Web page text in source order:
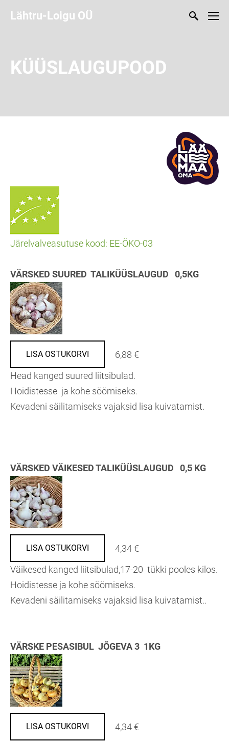
Lähtru-Loigu OÜ
KÜÜSLAUGUPOOD
Järelvalveasutuse kood: EE-ÖKO-03
VÄRSKED SUURED TALIKÜÜSLAUGUD 0,5KG
LISA OSTUKORVI
6,88 €
Head kanged suured liitsibulad.
Hoidistesse ja kohe söömiseks.
Kevadeni säilitamiseks vajaksid lisa kuivatamist.
VÄRSKED VÄIKESED TALIKÜÜSLAUGUD 0,5 KG
LISA OSTUKORVI
4,34 €
Väikesed kanged liitsibulad,17-20 tükki pooles kilos.
Hoidistesse ja kohe söömiseks.
Kevadeni säilitamiseks vajaksid lisa kuivatamist..
VÄRSKE PESASIBUL JÕGEVA 3 1KG
LISA OSTUKORVI
4,34 €